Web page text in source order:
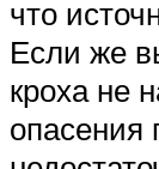
что
Если же
кроха не
опасения